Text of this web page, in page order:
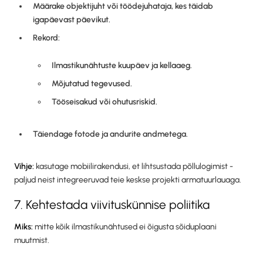
Määrake objektijuht või töödejuhataja, kes täidab
igapäevast päevikut.
Rekord:
Ilmastikunähtuste kuupäev ja kellaaeg.
Mõjutatud tegevused.
Tööseisakud või ohutusriskid.
Täiendage fotode ja andurite andmetega.
Vihje: kasutage mobiilirakendusi, et lihtsustada põllulogimist -
paljud neist integreeruvad teie keskse projekti armatuurlauaga.
7. Kehtestada viivituskünnise poliitika
Miks: mitte kõik ilmastikunähtused ei õigusta sõiduplaani
muutmist.